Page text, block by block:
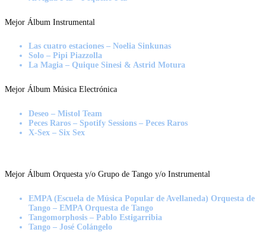
Mejor Álbum Instrumental
Las cuatro estaciones – Noelia Sinkunas
Solo – Pipi Piazzolla
La Magia – Quique Sinesi & Astrid Motura
Mejor Álbum Música Electrónica
Deseo – Mistol Team
Peces Raros – Spotify Sessions – Peces Raros
X-Sex – Six Sex
Mejor Álbum Orquesta y/o Grupo de Tango y/o Instrumental
EMPA (Escuela de Música Popular de Avellaneda) Orquesta de
Tango – EMPA Orquesta de Tango
Tangomorphosis – Pablo Estigarribia
Tango – José Colángelo